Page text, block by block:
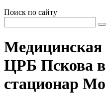
Поиск по сайту
Медицинская
ЦРБ Пскова
стационар